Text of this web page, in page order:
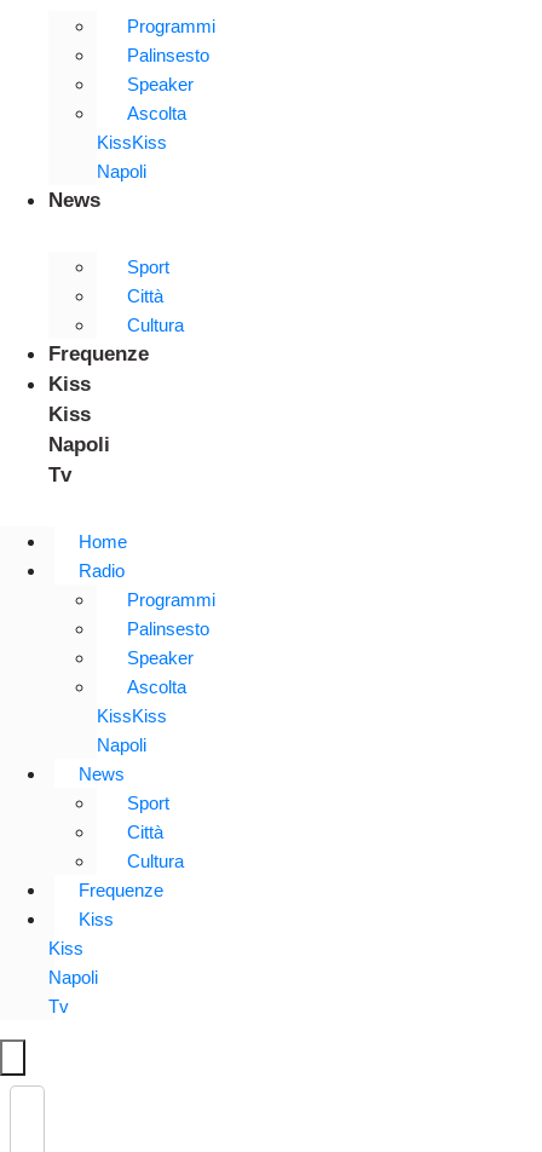
Programmi
Palinsesto
Speaker
Ascolta
KissKiss
Napoli
News
Sport
Città
Cultura
Frequenze
Kiss
Kiss
Napoli
Tv
Home
Radio
Programmi
Palinsesto
Speaker
Ascolta
KissKiss
Napoli
News
Sport
Città
Cultura
Frequenze
Kiss
Kiss
Napoli
Tv